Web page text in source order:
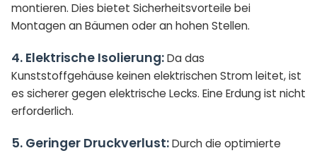
montieren. Dies bietet Sicherheitsvorteile bei
Montagen an Bäumen oder an hohen Stellen.
4. Elektrische Isolierung:Da das
Kunststoffgehäuse keinen elektrischen Strom leitet, ist
es sicherer gegen elektrische Lecks. Eine Erdung ist nicht
erforderlich.
5. Geringer Druckverlust:Durch die optimierte